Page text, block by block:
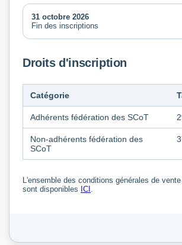
31 octobre 2026
Fin des inscriptions
Droits d'inscription
Catégorie
Adhérents fédération des SCoT
Non-adhérents fédération des
SCoT
L'ensemble des conditions générales de
sont disponibles ICI